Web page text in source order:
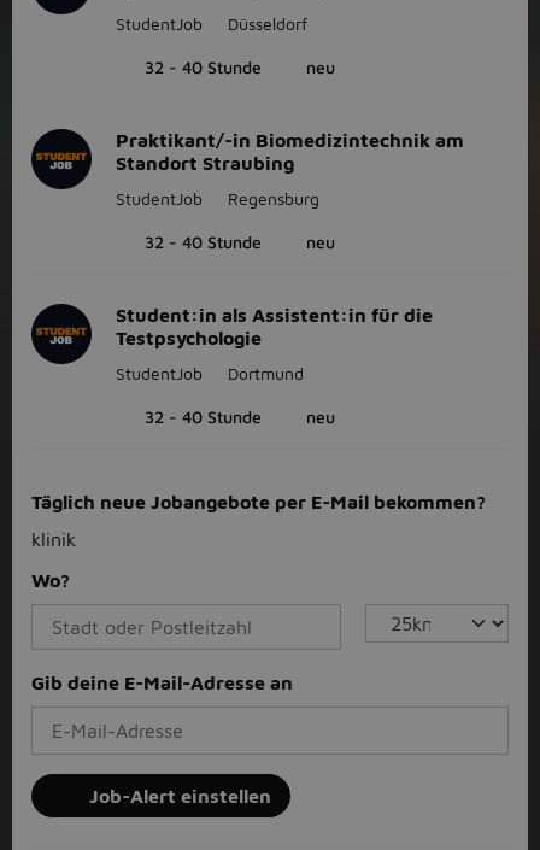
StudentJob Düsseldorf
32 - 40 Stunde neu
Praktikant/-in Biomedizintechnik am
Standort Straubing
StudentJob Regensburg
32 - 40 Stunde neu
Student:in als Assistent:in für die
Testpsychologie
StudentJob Dortmund
32 - 40 Stunde neu
Täglich neue Jobangebote per E-Mail bekommen?
klinik
Wo?
Gib deine E-Mail-Adresse an
Job-Alert einstellen